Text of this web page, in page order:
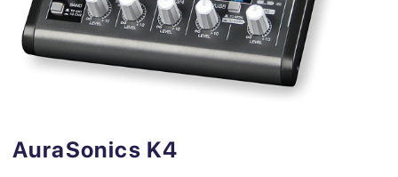
AuraSonics K4